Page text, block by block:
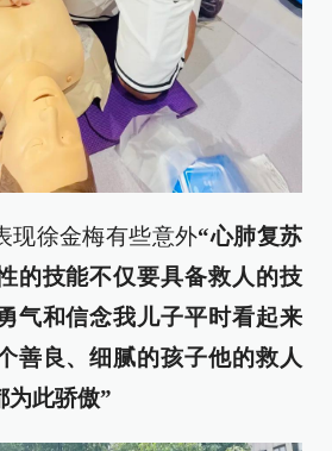
现徐金梅有些意外“心肺复苏
的技能不仅要具备救人的技
气和信念我儿子平时看起来
善良、细腻的孩子他的救人
为此骄傲”